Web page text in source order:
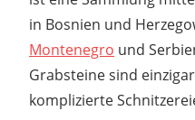
in Bosnien und
Montenegro und
Grabsteine sind
komplizierte